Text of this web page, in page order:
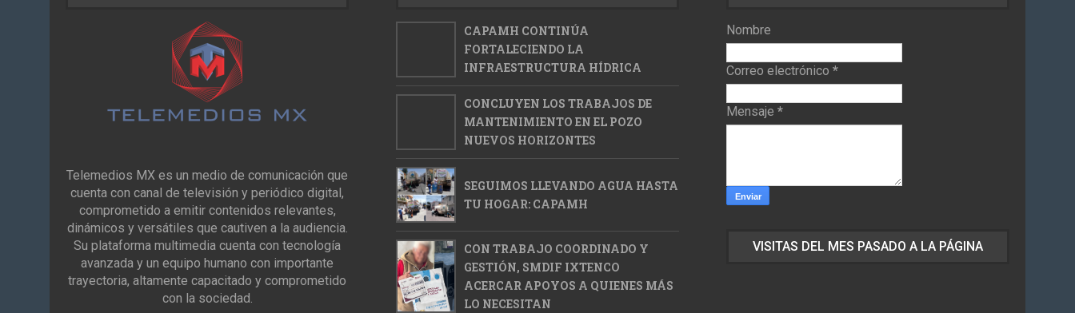
Telemedios MX es un medio de comunicación que
cuenta con canal de televisión y periódico digital,
comprometido a emitir contenidos relevantes,
dinámicos y versátiles que cautiven a la audiencia.
Su plataforma multimedia cuenta con tecnología
avanzada y un equipo humano con importante
trayectoria, altamente capacitado y comprometido
con la sociedad.
CAPAMH CONTINÚA
FORTALECIENDO LA
INFRAESTRUCTURA HÍDRICA
CONCLUYEN LOS TRABAJOS DE
MANTENIMIENTO EN EL POZO
NUEVOS HORIZONTES
SEGUIMOS LLEVANDO AGUA HASTA
TU HOGAR: CAPAMH
CON TRABAJO COORDINADO Y
GESTIÓN, SMDIF IXTENCO
ACERCAR APOYOS A QUIENES MÁS
LO NECESITAN
Nombre
Correo electrónico *
Mensaje *
VISITAS DEL MES PASADO A LA PÁGINA